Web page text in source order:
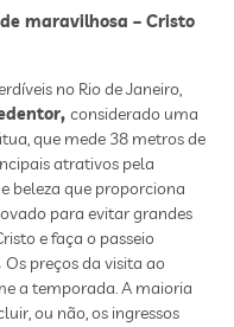
maravilhosa – Cristo
no Rio de Janeiro,
considerado uma
que mede 38 metros de
atrativos pela
beleza que proporciona
para evitar grandes
e faça o passeio
Os preços da visita ao
a temporada. A maioria
ou não, os ingressos